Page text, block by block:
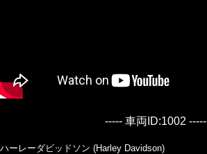
----- 車両ID:1002 -----
ハーレーダビッドソン (Harley Davidson)